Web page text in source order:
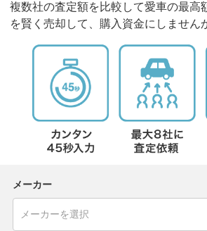
複数社の査定額を比較して愛車の最高
を賢く売却して、購入資金にしません
メーカー